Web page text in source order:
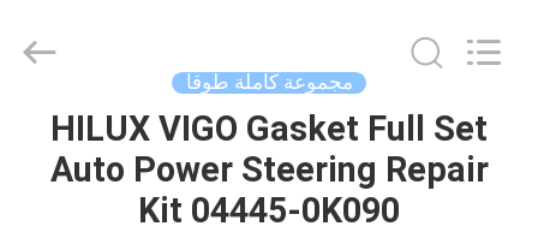
منزل،
بيت
مجموعة كاملة طوقا
HILUX VIGO Gasket Full Set
Auto Power Steering Repair
Kit 04445-0K090